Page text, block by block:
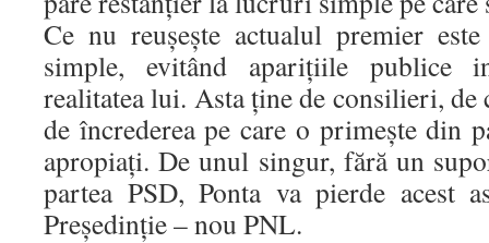
Ce nu reușește actualul premier
simple, evitând aparițiile publice
realitatea lui. Asta ține de consilieri, de
de încrederea pe care o primește din
apropiați. De unul singur, fără un
partea PSD, Ponta va pierde acest
Președinție – nou PNL.